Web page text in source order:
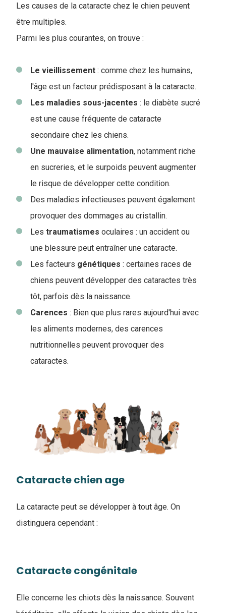
Les causes de la cataracte chez le chien peuvent
être multiples.
Parmi les plus courantes, on trouve :
Le vieillissement : comme chez les humains,
l'âge est un facteur prédisposant à la cataracte.
Les maladies sous-jacentes : le diabète sucré
est une cause fréquente de cataracte
secondaire chez les chiens.
Une mauvaise alimentation, notamment riche
en sucreries, et le surpoids peuvent augmenter
le risque de développer cette condition.
Des maladies infectieuses peuvent également
provoquer des dommages au cristallin.
Les traumatismes oculaires : un accident ou
une blessure peut entraîner une cataracte.
Les facteurs génétiques : certaines races de
chiens peuvent développer des cataractes très
tôt, parfois dès la naissance.
Carences : Bien que plus rares aujourd'hui avec
les aliments modernes, des carences
nutritionnelles peuvent provoquer des
cataractes.
Cataracte chien age
La cataracte peut se développer à tout âge. On
distinguera cependant :
Cataracte congénitale
Elle concerne les chiots dès la naissance. Souvent